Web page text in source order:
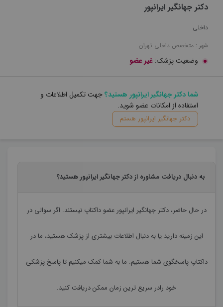
دکتر جهانگیر ایرانپور
داخلی
شهر : متخصص داخلی تهران
وضعیت پزشک: غیر عضو
شما دکتر جهانگیر ایرانپور هستید؟جهت تکمیل اطلاعات و
استفاده از امکانات عضو شوید.
دکتر جهانگیر ایرانپور هستم
به دنبال دریافت مشاوره از دکتر جهانگیر ایرانپور هستید؟
در حال حاضر،دکتر جهانگیر ایرانپورعضو داکتاپ نیستند. اگر سوالی در
این زمینه دارید یا به دنبال اطلاعات بیشتری از پزشک هستید، ما در
داکتاپ پاسخگوی شما هستیم. ما به شما کمک میکنیم تا پاسخ پزشکی
خود رادر سریع ترین زمان ممکن دریافت کنید.